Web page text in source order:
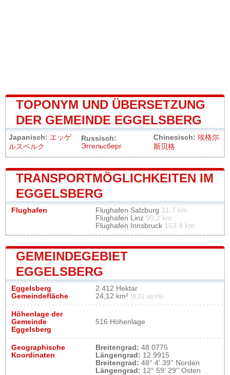
TOPONYM UND ÜBERSETZUNG
DER GEMEINDE EGGELSBERG
Japanisch: エッゲ
ルスベルク
Russisch:
Эггельсберг
Chinesisch: 埃格尔
斯贝格
TRANSPORTMÖGLICHKEITEN IM
EGGELSBERG
Flughafen Flughafen Salzburg 31.7 km
Flughafen Linz 90.2 km
Flughafen Innsbruck 153.4 km
GEMEINDEGEBIET
EGGELSBERG
Eggelsberg
Gemeindefläche
2 412 Hektar
24,12 km² (9,31 sq mi)
Höhenlage der
Gemeinde
Eggelsberg
516 Höhenlage
Geographische
Koordinaten
Breitengrad: 48.0775
Längengrad: 12.9915
Breitengrad: 48° 4' 39'' Norden
Längengrad: 12° 59' 29'' Osten